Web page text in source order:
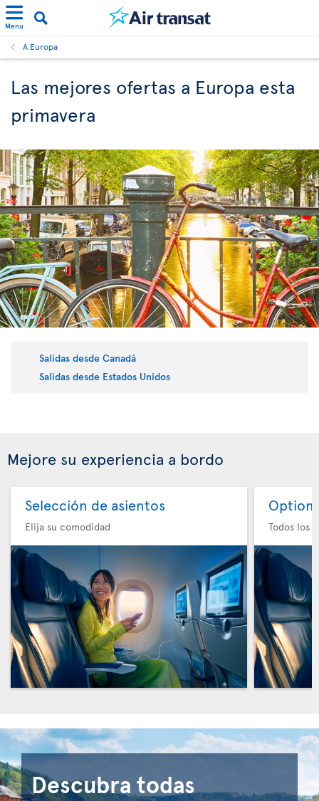
Menu
A Europa
Las mejores ofertas a Europa esta
primavera
Salidas desde Canadá
Salidas desde Estados Unidos
Mejore su experiencia a bordo
Selección de asientos
Elija su comodidad
Option
Todos los
Descubra todas